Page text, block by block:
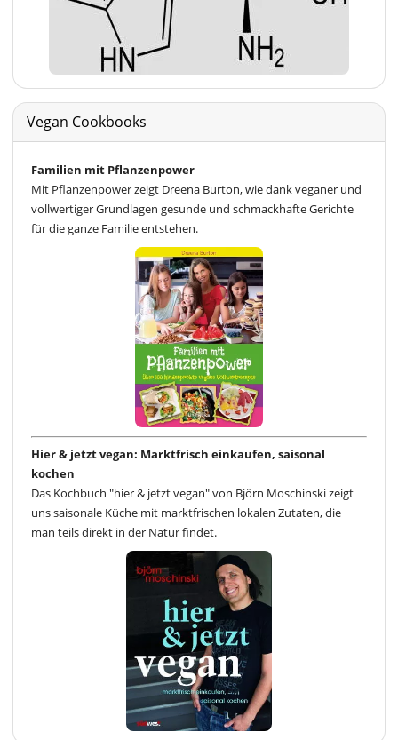
Vegan Cookbooks
Familien mit Pflanzenpower
Mit Pflanzenpower zeigt Dreena Burton, wie dank veganer und
vollwertiger Grundlagen gesunde und schmackhafte Gerichte
für die ganze Familie entstehen.
Hier & jetzt vegan: Marktfrisch einkaufen, saisonal
kochen
Das Kochbuch "hier & jetzt vegan" von Björn Moschinski zeigt
uns saisonale Küche mit marktfrischen lokalen Zutaten, die
man teils direkt in der Natur findet.